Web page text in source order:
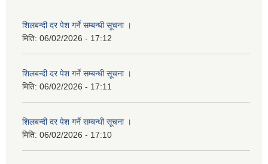
शिलबन्दी दर पेश गर्ने सम्बन्धी सूचना ।
मिति: 06/02/2026 - 17:12
शिलबन्दी दर पेश गर्ने सम्बन्धी सूचना ।
मिति: 06/02/2026 - 17:11
शिलबन्दी दर पेश गर्ने सम्बन्धी सूचना ।
मिति: 06/02/2026 - 17:10